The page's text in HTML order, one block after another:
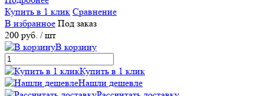
Купить в 1 клик Сравнение
В избранное Под заказ
200 руб. / шт
В корзину
Купить в 1 клик
Нашли дешевле